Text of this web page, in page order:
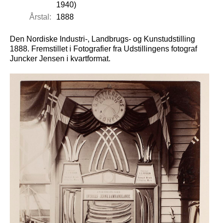
1940)
Årstal:
1888
Den Nordiske Industri-, Landbrugs- og Kunstudstilling
1888. Fremstillet i Fotografier fra Udstillingens fotograf
Juncker Jensen i kvartformat.